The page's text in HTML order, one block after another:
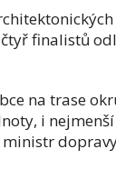
finalistů
na trase
i
dopravy